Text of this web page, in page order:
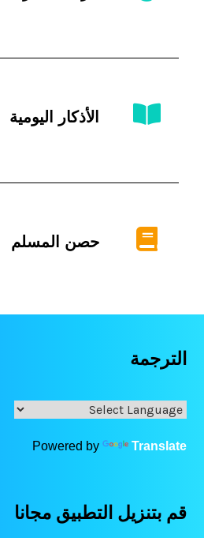
الأذكار اليومية
حصن المسلم
الترجمة
Powered by Translate
قم بتنزيل التطبيق مجانا